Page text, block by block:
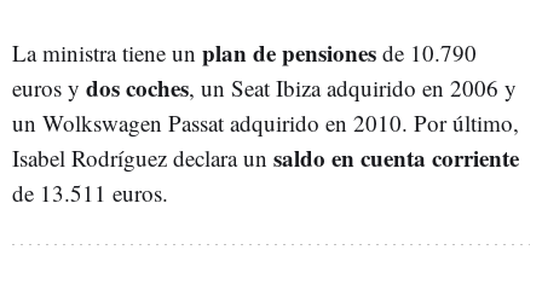
La ministra tiene un plan de pensiones de 10.790
euros y dos coches, un Seat Ibiza adquirido en 2006 y
un Wolkswagen Passat adquirido en 2010. Por último,
Isabel Rodríguez declara un saldo en cuenta corriente
de 13.511 euros.